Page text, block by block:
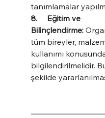
tanımlamalar
8.     Eğitim ve
Bilinçlendirme:
tüm bireyler,
kullanımı
bilgilendirilmelidir.
şekilde